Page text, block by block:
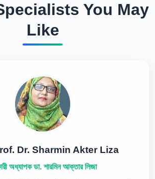
You May
Like
Dr. Sharmin Akter Liza
অধ্যাপক ডা. শারমিন আক্তার লিজা